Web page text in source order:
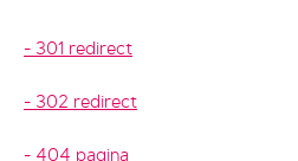
301 redirect
302 redirect
404 pagina